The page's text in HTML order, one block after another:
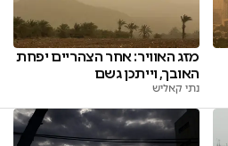
מזג האוויר: אחר הצהריים יפחת
האובך, וייתכן גשם
נתי קאליש